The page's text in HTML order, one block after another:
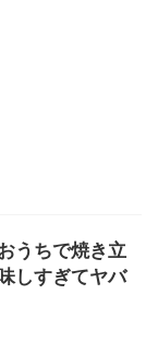
うちで焼き立
しすぎてヤバ